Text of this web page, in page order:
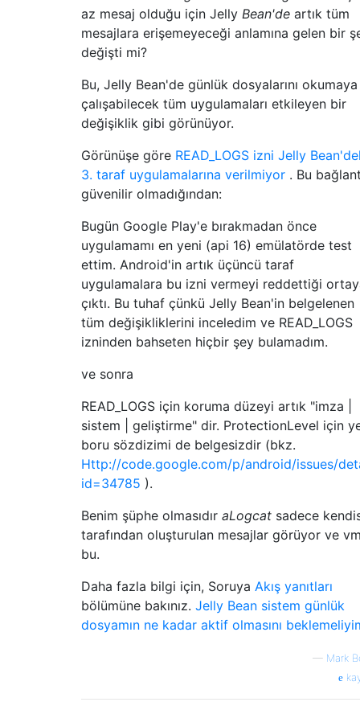
az mesaj olduğu için Jelly Bean'de artık tüm
mesajlara erişemeyeceği anlamına gelen bir
değişti mi?
Bu, Jelly Bean'de günlük dosyalarını okumaya
çalışabilecek tüm uygulamaları etkileyen bir
değişiklik gibi görünüyor.
Görünüşe göre READ_LOGS izni Jelly
3. taraf uygulamalarına verilmiyor . Bu
güvenilir olmadığından:
Bugün Google Play'e bırakmadan önce
uygulamamı en yeni (api 16) emülatörde test
ettim. Android'in artık üçüncü taraf
uygulamalara bu izni vermeyi reddettiği
çıktı. Bu tuhaf çünkü Jelly Bean'in belgelenen
tüm değişikliklerini inceledim ve READ_LOGS
izninden bahseten hiçbir şey bulamadım.
ve sonra
READ_LOGS için koruma düzeyi artık "imza |
sistem | geliştirme" dir. ProtectionLevel için
boru sözdizimi de belgesizdir (bkz.
Http://code.google.com/p/android/issues/
id=34785 ).
Benim şüphe olmasıdır aLogcat sadece
tarafından oluşturulan mesajlar görüyor ve
bu.
Daha fazla bilgi için, Soruya Akış yanıtları
bölümüne bakınız. Jelly Bean sistem günlük
dosyamın ne kadar aktif olmasını
— Mark